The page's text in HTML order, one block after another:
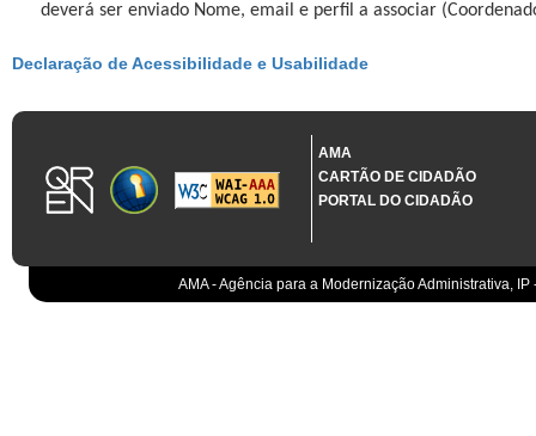
deverá ser enviado Nome, email e perfil a associar
Declaração de Acessibilidade e Usabilidade
AMA
CARTÃO DE CIDADÃO
PORTAL DO CIDADÃO
AMA - Agência para a Modernização Administrativa,